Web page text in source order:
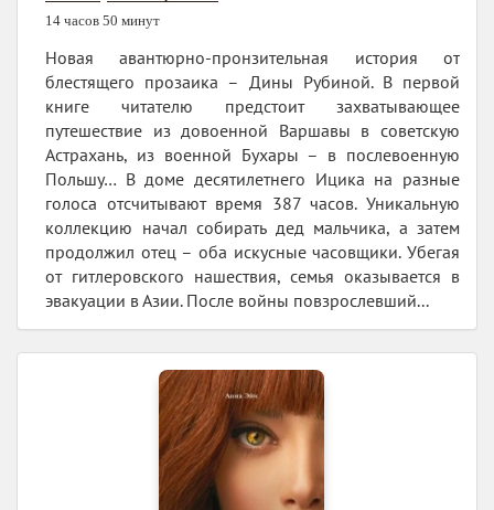
14 часов 50 минут
Новая авантюрно-пронзительная история от
блестящего прозаика – Дины Рубиной. В первой
книге читателю предстоит захватывающее
путешествие из довоенной Варшавы в советскую
Астрахань, из военной Бухары – в послевоенную
Польшу… В доме десятилетнего Ицика на разные
голоса отсчитывают время 387 часов. Уникальную
коллекцию начал собирать дед мальчика, а затем
продолжил отец – оба искусные часовщики. Убегая
от гитлеровского нашествия, семья оказывается в
эвакуации в Азии. После войны повзрослевший...